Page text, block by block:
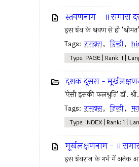
स्तवणनाम - ॥ समास
इस ग्रंथ के श्रवण से ही
Tags: रामदास, हिन्दी,
Type: PAGE | Rank: 1 |
दशक दूसरा -
'ऐसी इसकी फलश्रुति' डॉ.
Tags: रामदास, हिन्दी,
Type: INDEX | Rank: 1 |
मूर्खलक्षणनाम - ॥
इस ग्रंथराज के गर्भ में अनेक